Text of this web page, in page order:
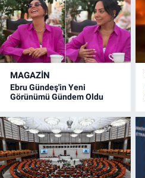
MAGAZİN
Ebru Gündeş'in Yeni
Görünümü Gündem Oldu